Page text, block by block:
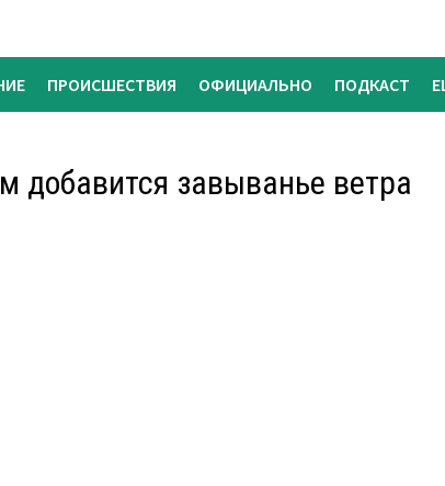
ПРОИСШЕСТВИЯ ОФИЦИАЛЬНО ПОДКАСТ
добавится завыванье ветра